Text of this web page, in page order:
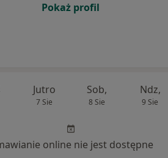
Pokaż profil
Jutro
7 Sie
Sob,
8 Sie
Ndz,
9 Sie
online nie jest dostępne